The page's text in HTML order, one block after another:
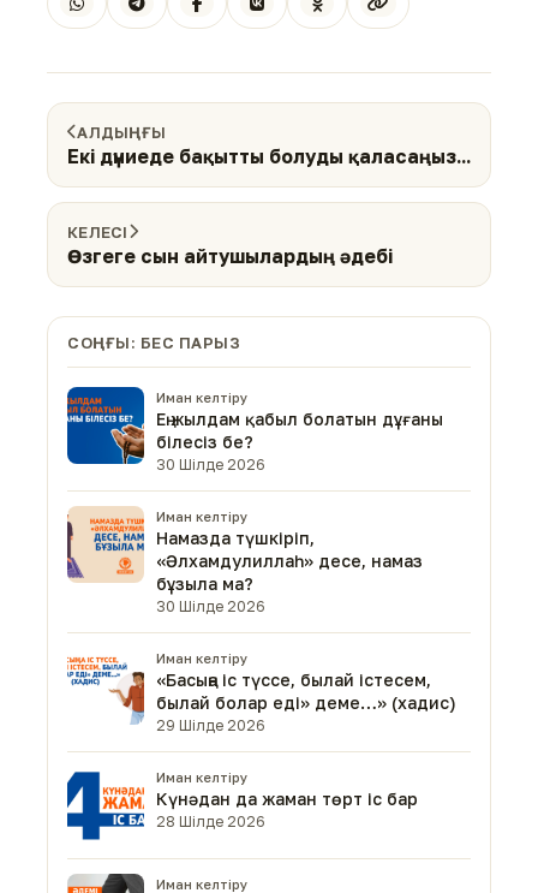
АЛДЫҢҒЫ
Екі дүниеде бақытты болуды қаласаңыз...
КЕЛЕСІ
Өзгеге сын айтушылардың әдебі
СОҢҒЫ: БЕС ПАРЫЗ
Иман келтіру
Ең жылдам қабыл болатын дұғаны
білесіз бе?
30 Шілде 2026
Иман келтіру
Намазда түшкіріп,
«Әлхамдулиллаһ» десе, намаз
бұзыла ма?
30 Шілде 2026
Иман келтіру
«Басыңа іс түссе, былай істесем,
былай болар еді» деме…» (хадис)
29 Шілде 2026
Иман келтіру
Күнәдан да жаман төрт іс бар
28 Шілде 2026
Иман келтіру